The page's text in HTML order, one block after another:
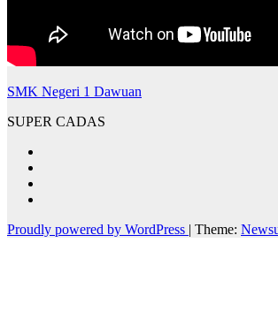
SMK Negeri 1 Dawuan
SUPER CADAS
Proudly powered by WordPress | Theme: